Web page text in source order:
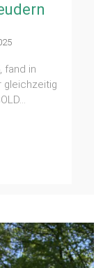
fand in
gleichzeitig